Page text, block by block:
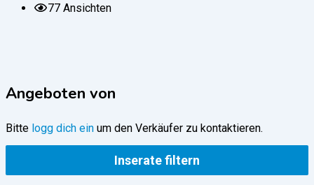
77 Ansichten
Angeboten von
Bitte logg dich ein um den Verkäufer zu kontaktieren.
Inserate filtern